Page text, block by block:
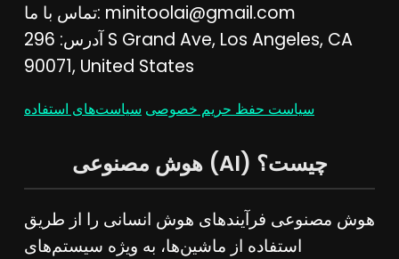
تماس با ما: minitoolai@gmail.com
آدرس: 296 S Grand Ave, Los Angeles, CA
90071, United States
سیاست حفظ حریم خصوصی سیاست‌های استفاده
هوش مصنوعی (AI) چیست؟
هوش مصنوعی فرآیندهای هوش انسانی را از طریق
استفاده از ماشین‌ها، به ویژه سیستم‌های